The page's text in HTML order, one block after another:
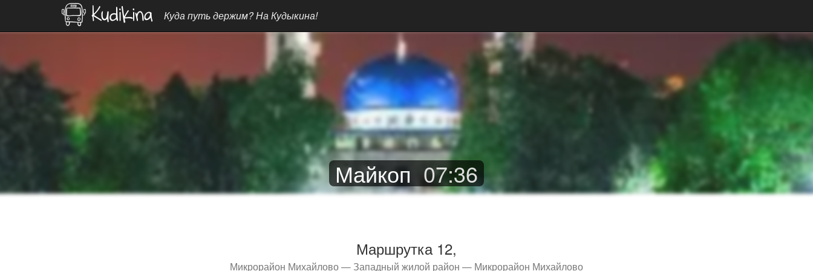
Куда путь держим? На Кудыкина!
Майкоп 07:36
Маршрутка 12,
Микрорайон Михайлово — Западный жилой район — Микрорайон Михайлово